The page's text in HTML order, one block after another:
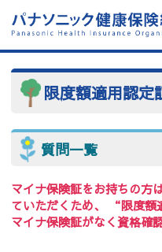
限度額適用認定
質問一覧
マイナ保険証をお持ちの方
ていただくため、 “限度額
マイナ保険証がなく資格確